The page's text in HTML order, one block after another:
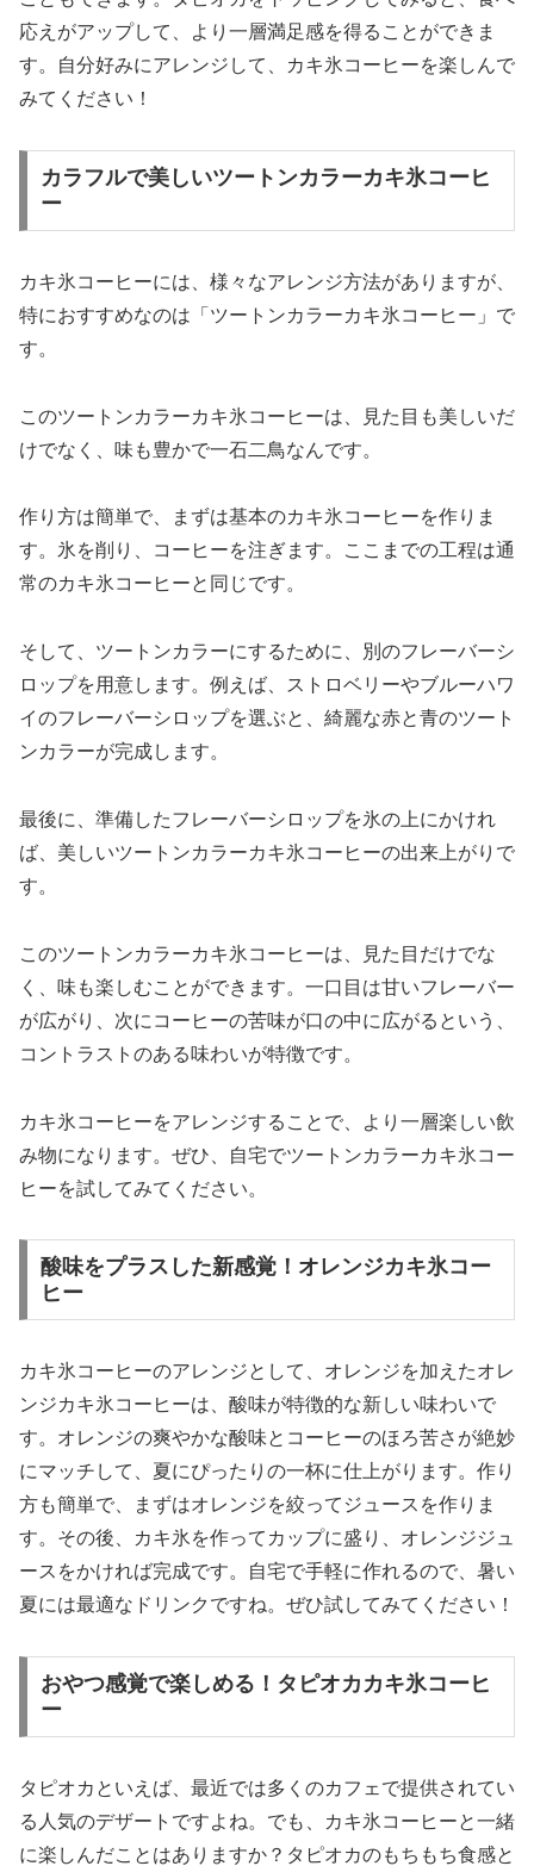
応えがアップして、より一層満足感を得ることができま
す。自分好みにアレンジして、カキ氷コーヒーを楽しんで
みてください！
カラフルで美しいツートンカラーカキ氷コーヒ
ー
カキ氷コーヒーには、様々なアレンジ方法がありますが、
特におすすめなのは「ツートンカラーカキ氷コーヒー」で
す。
このツートンカラーカキ氷コーヒーは、見た目も美しいだ
けでなく、味も豊かで一石二鳥なんです。
作り方は簡単で、まずは基本のカキ氷コーヒーを作りま
す。氷を削り、コーヒーを注ぎます。ここまでの工程は通
常のカキ氷コーヒーと同じです。
そして、ツートンカラーにするために、別のフレーバーシ
ロップを用意します。例えば、ストロベリーやブルーハワ
イのフレーバーシロップを選ぶと、綺麗な赤と青のツート
ンカラーが完成します。
最後に、準備したフレーバーシロップを氷の上にかけれ
ば、美しいツートンカラーカキ氷コーヒーの出来上がりで
す。
このツートンカラーカキ氷コーヒーは、見た目だけでな
く、味も楽しむことができます。一口目は甘いフレーバー
が広がり、次にコーヒーの苦味が口の中に広がるという、
コントラストのある味わいが特徴です。
カキ氷コーヒーをアレンジすることで、より一層楽しい飲
み物になります。ぜひ、自宅でツートンカラーカキ氷コー
ヒーを試してみてください。
酸味をプラスした新感覚！オレンジカキ氷コー
ヒー
カキ氷コーヒーのアレンジとして、オレンジを加えたオレ
ンジカキ氷コーヒーは、酸味が特徴的な新しい味わいで
す。オレンジの爽やかな酸味とコーヒーのほろ苦さが絶妙
にマッチして、夏にぴったりの一杯に仕上がります。作り
方も簡単で、まずはオレンジを絞ってジュースを作りま
す。その後、カキ氷を作ってカップに盛り、オレンジジュ
ースをかければ完成です。自宅で手軽に作れるので、暑い
夏には最適なドリンクですね。ぜひ試してみてください！
おやつ感覚で楽しめる！タピオカカキ氷コーヒ
ー
タピオカといえば、最近では多くのカフェで提供されてい
る人気のデザートですよね。でも、カキ氷コーヒーと一緒
に楽しんだことはありますか？タピオカのもちもち食感と